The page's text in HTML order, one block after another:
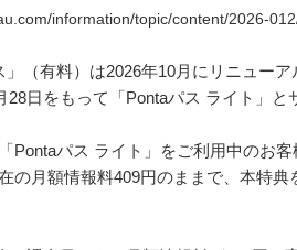
information/topic/content/2026-
」（有料）は2026年10月にリニュー
28日をもって「Pontaパス ライト」と
Pontaパス ライト」をご利用中のお
の月額情報料409円のままで、本特